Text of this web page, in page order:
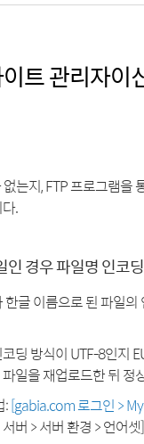
트 관리자이
는지, FTP 프로그램
.
인 경우 파일명 인코
글 이름으로 된 파일
딩 방식이 UTF-8인지
일을 재업로드한 뒤
:[gabia.com 로그인 >
버 > 서버 환경 > 언어